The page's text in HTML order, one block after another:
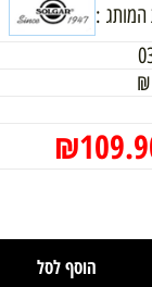
המותג :
₪
₪
הוסף לסל